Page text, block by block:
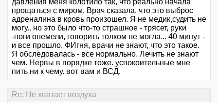
давления меня колотило так, что реально начала
прощаться с миром. Врач сказала, что это выброс
адреналина в кровь произошел. Я не медик,судить не
могу.. но это было что-то страшное - трясет, руки
-ноги онемели, говорить толком не могла... 40 минут -
и все прошло. ФИгня, врачи не знают, что это такое.
Я обследовалась - все нормально. Лечить не знают
чем. Нервы в порядке тоже. успокоительные мне
пить ни к чему. вот вам и ВСД.
Re: Не хватает воздуха